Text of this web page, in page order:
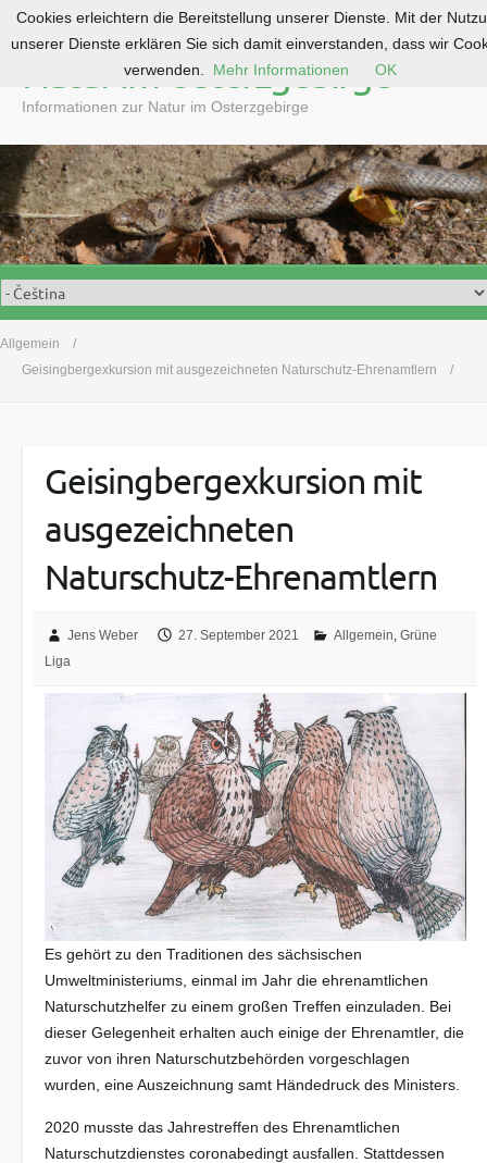
o
o
n
t
e
n
Natur im Osterzgebirge
Informationen zur Natur im Osterzgebirge
Allgemein
Geisingbergexkursion mit ausgezeichneten Naturschutz-Ehrenamtlern
Geisingbergexkursion mit
ausgezeichneten
Naturschutz-Ehrenamtlern
Jens Weber 27. September 2021 Allgemein,Grüne
Liga
Es gehört zu den Traditionen des sächsischen
Umweltministeriums, einmal im Jahr die ehrenamtlichen
Naturschutzhelfer zu einem großen Treffen einzuladen. Bei
dieser Gelegenheit erhalten auch einige der Ehrenamtler, die
zuvor von ihren Naturschutzbehörden vorgeschlagen
wurden, eine Auszeichnung samt Händedruck des Ministers.
2020 musste das Jahrestreffen des Ehrenamtlichen
Naturschutzdienstes coronabedingt ausfallen. Stattdessen
Cookies erleichtern die Bereitstellung unserer Dienste. Mit der
unserer Dienste erklären Sie sich damit einverstanden, dass wir
verwenden.
Mehr Informationen OK